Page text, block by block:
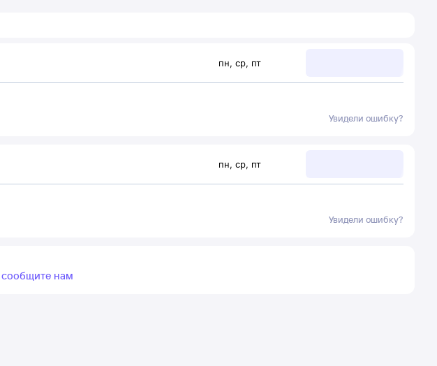
пн, ср, пт
Увидели ошибку?
пн, ср, пт
Увидели ошибку?
сообщите нам